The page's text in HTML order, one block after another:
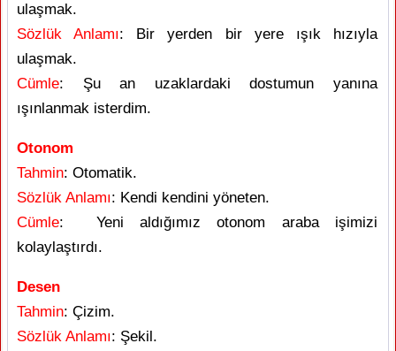
ulaşmak.
Sözlük Anlamı: Bir yerden bir yere ışık hızıyla
ulaşmak.
Cümle: Şu an uzaklardaki dostumun yanına
ışınlanmak isterdim.
Otonom
Tahmin: Otomatik.
Sözlük Anlamı: Kendi kendini yöneten.
Cümle: Yeni aldığımız otonom araba işimizi
kolaylaştırdı.
Desen
Tahmin: Çizim.
Sözlük Anlamı: Şekil.